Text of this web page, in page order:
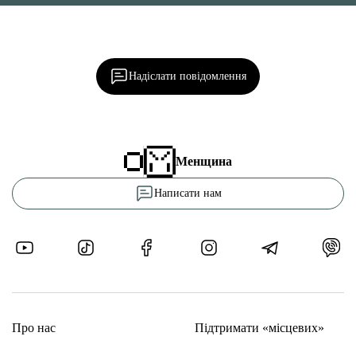
Надіслати повідомлення
Менщина
Написати нам
Про нас Підтримати «місцевих»